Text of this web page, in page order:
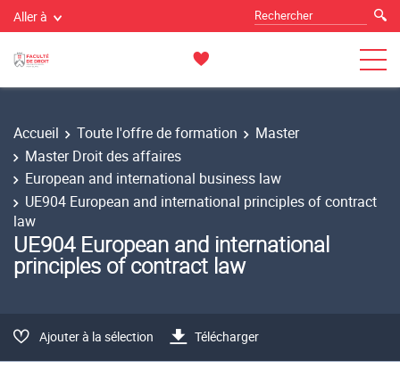
Aller à
Accueil Toute l'offre de formation
Master
Master Droit des affaires
European and international business law
UE904 European and international principles of contract
law
UE904 European and international
principles of contract law
Ajouter à la sélection Télécharger